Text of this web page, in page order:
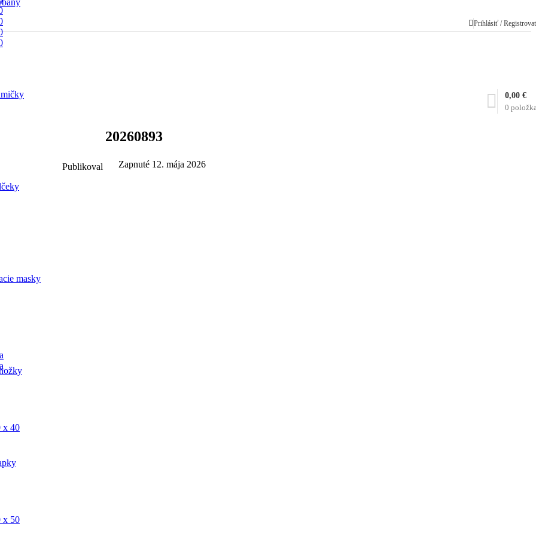
Prihlásiť /
masky
0
0,00 €
20260893
Publikoval Zapnuté 12. mája 2026
x 40
x 50